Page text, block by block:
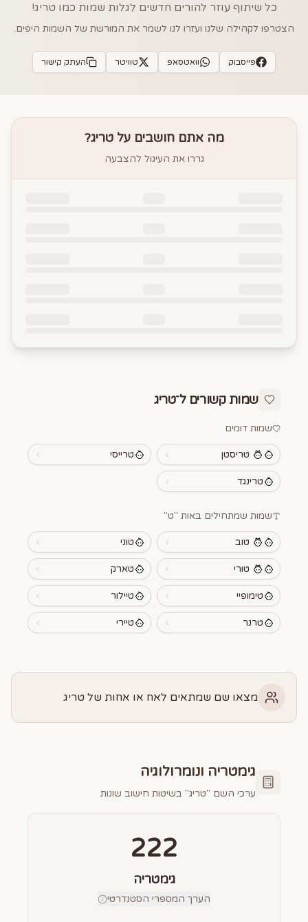
כל שיתוף עוזר להורים חדשים לגלות שמות כמו טריג!
הצטרפו לקהילה שלנו ועזרו לנו לשמר את המורשת של השמות היפים.
פייסבוק וואטסאפ טוויטר העתק קישור
מה אתם חושבים עלטריג?
גררו את העיגול להצבעה
שמות קשורים ל־טריג
שמות דומים
טריסטן טרייסי
טרינגד
שמות שמתחילים באות "ט"
טוב טוני
טורי טארק
טימופיי טיילור
טרנר טיירי
מצאו שם שמתאים לאח או אחות של טריג
גימטריה ונומרולוגיה
ערכי השם "טריג" בשיטות חישוב שונות
222
גימטריה
הערך המספרי הסטנדרטי